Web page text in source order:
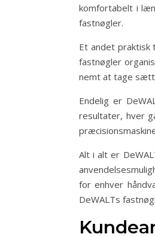
komfortabelt i
fastnøgler.
Et andet
fastnøgler
nemt at tage
Endelig er
resultater, hver
Alt i alt er
for enhver
DeWALTs